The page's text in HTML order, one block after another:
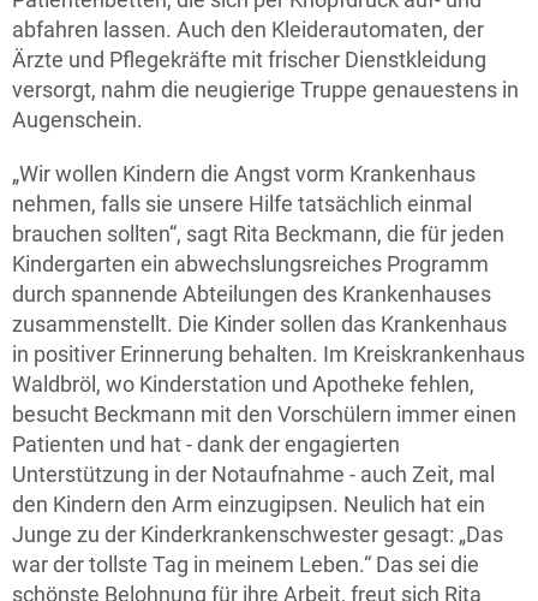
abfahren lassen. Auch den Kleiderautomaten, der
Ärzte und Pflegekräfte mit frischer Dienstkleidung
versorgt, nahm die neugierige Truppe genauestens in
Augenschein.
„Wir wollen Kindern die Angst vorm Krankenhaus
nehmen, falls sie unsere Hilfe tatsächlich einmal
brauchen sollten“, sagt Rita Beckmann, die für jeden
Kindergarten ein abwechslungsreiches Programm
durch spannende Abteilungen des Krankenhauses
zusammenstellt. Die Kinder sollen das Krankenhaus
in positiver Erinnerung behalten. Im Kreiskrankenhaus
Waldbröl, wo Kinderstation und Apotheke fehlen,
besucht Beckmann mit den Vorschülern immer einen
Patienten und hat - dank der engagierten
Unterstützung in der Notaufnahme - auch Zeit, mal
den Kindern den Arm einzugipsen. Neulich hat ein
Junge zu der Kinderkrankenschwester gesagt: „Das
war der tollste Tag in meinem Leben.“ Das sei die
schönste Belohnung für ihre Arbeit, freut sich Rita